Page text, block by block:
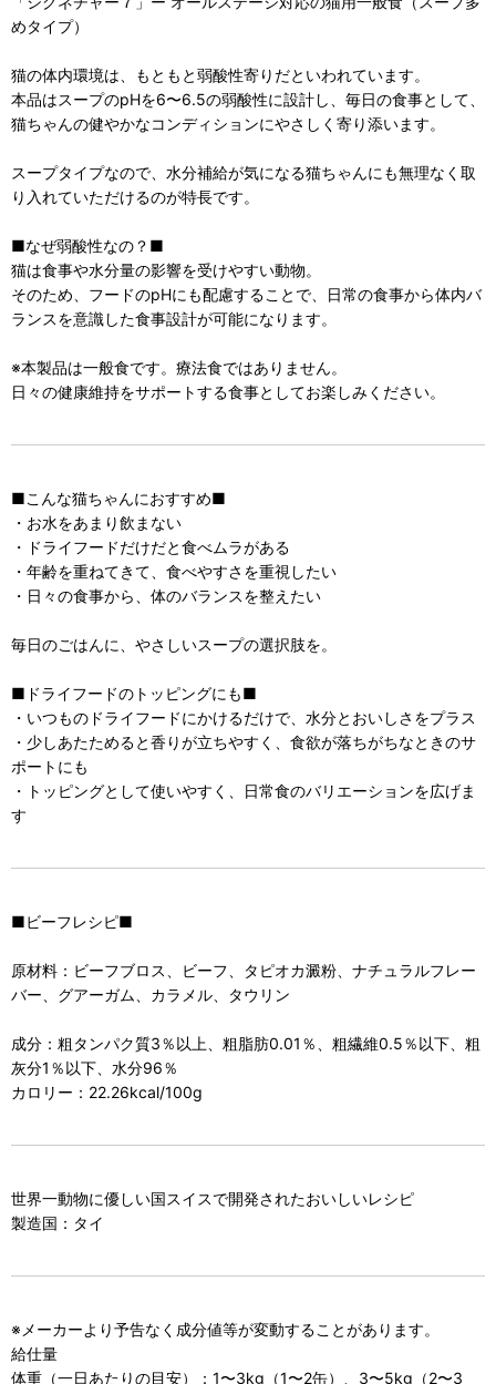
めタイプ）
猫の体内環境は、もともと弱酸性寄りだといわれています。
本品はスープのpHを6〜6.5の弱酸性に設計し、毎日の食事として、
猫ちゃんの健やかなコンディションにやさしく寄り添います。
スープタイプなので、水分補給が気になる猫ちゃんにも無理なく取
り入れていただけるのが特長です。
■なぜ弱酸性なの？■
猫は食事や水分量の影響を受けやすい動物。
そのため、フードのpHにも配慮することで、日常の食事から体内バ
ランスを意識した食事設計が可能になります。
※本製品は一般食です。療法食ではありません。
日々の健康維持をサポートする食事としてお楽しみください。
■こんな猫ちゃんにおすすめ■
・お水をあまり飲まない
・ドライフードだけだと食べムラがある
・年齢を重ねてきて、食べやすさを重視したい
・日々の食事から、体のバランスを整えたい
毎日のごはんに、やさしいスープの選択肢を。
■ドライフードのトッピングにも■
・いつものドライフードにかけるだけで、水分とおいしさをプラス
・少しあたためると香りが立ちやすく、食欲が落ちがちなときのサ
ポートにも
・トッピングとして使いやすく、日常食のバリエーションを広げま
す
■ビーフレシピ■
原材料：ビーフブロス、ビーフ、タピオカ澱粉、ナチュラルフレー
バー、グアーガム、カラメル、タウリン
成分：粗タンパク質3％以上、粗脂肪0.01％、粗繊維0.5％以下、粗
灰分1％以下、水分96％
カロリー：22.26kcal/100g
世界一動物に優しい国スイスで開発されたおいしいレシピ
製造国：タイ
※メーカーより予告なく成分値等が変動することがあります。
給仕量
体重（一日あたりの目安）：1〜3kg（1〜2缶）、3〜5kg（2〜3